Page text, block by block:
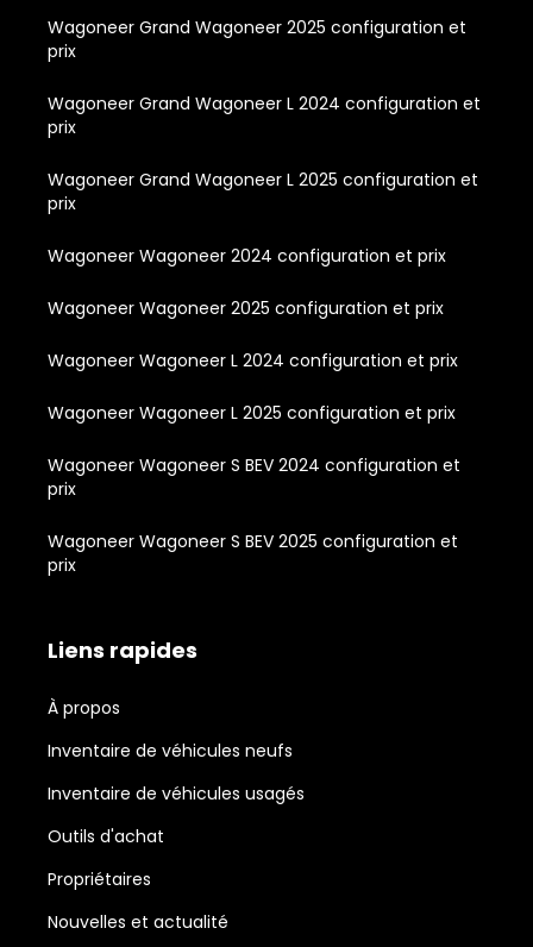
Wagoneer Grand Wagoneer 2025 configuration et
prix
Wagoneer Grand Wagoneer L 2024 configuration et
prix
Wagoneer Grand Wagoneer L 2025 configuration et
prix
Wagoneer Wagoneer 2024 configuration et prix
Wagoneer Wagoneer 2025 configuration et prix
Wagoneer Wagoneer L 2024 configuration et prix
Wagoneer Wagoneer L 2025 configuration et prix
Wagoneer Wagoneer S BEV 2024 configuration et
prix
Wagoneer Wagoneer S BEV 2025 configuration et
prix
Liens rapides
À propos
Inventaire de véhicules neufs
Inventaire de véhicules usagés
Outils d'achat
Propriétaires
Nouvelles et actualité